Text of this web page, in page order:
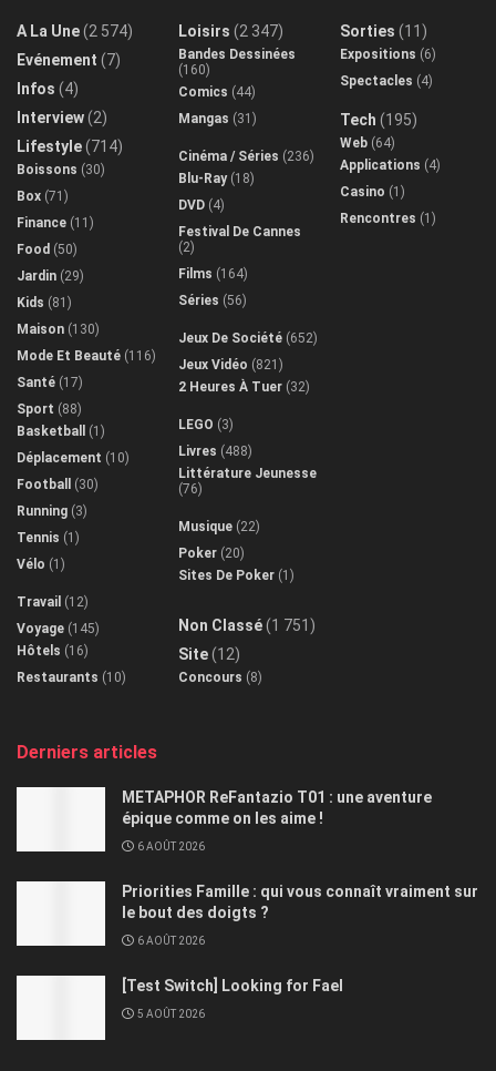
A La Une(2 574)
Evénement (7)
Infos (4)
Interview(2)
Lifestyle(714)
Boissons (30)
Box (71)
Finance (11)
Food (50)
Jardin (29)
Kids (81)
Maison (130)
Mode Et Beauté (116)
Santé (17)
Sport (88)
Basketball
(1)
Déplacement (10)
Football
(30)
Running (3)
Tennis (1)
Vélo (1)
Travail (12)
Voyage (145)
Hôtels (16)
Restaurants (10)
Loisirs (2 347)
Bandes Dessinées
(160)
Comics (44)
Mangas (31)
Cinéma / Séries (236)
Blu-Ray(18)
DVD (4)
Festival De Cannes
(2)
Films (164)
Séries (56)
Jeux De Société (652)
Jeux Vidéo (821)
2 Heures À Tuer (32)
LEGO (3)
Livres (488)
Littérature Jeunesse
(76)
Musique (22)
Poker (20)
Sites De Poker (1)
Non Classé(1 751)
Site(12)
Concours (8)
Sorties (11)
Expositions (6)
Spectacles (4)
Tech (195)
Web (64)
Applications (4)
Casino (1)
Rencontres (1)
Derniers articles
METAPHOR ReFantazio T01 : une aventure
épique comme on les aime !
6 AOÛT 2026
Priorities Famille : qui vous connaît vraiment sur
le bout des doigts ?
6 AOÛT 2026
[Test Switch] Looking for Fael
5 AOÛT 2026